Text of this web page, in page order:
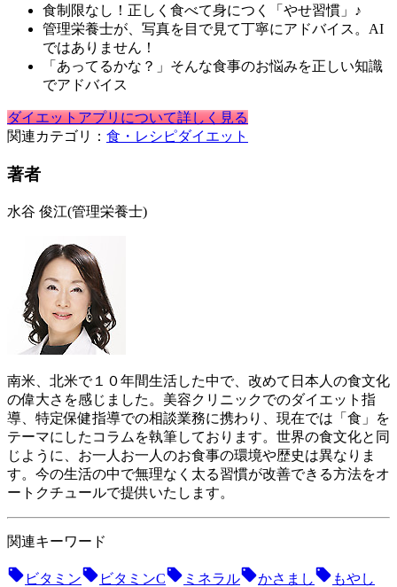
食制限なし！正しく食べて身につく「やせ習慣」♪
管理栄養士が、写真を目で見て丁寧にアドバイス。AI
ではありません！
「あってるかな？」そんな食事のお悩みを正しい知識
でアドバイス
ダイエットアプリについて詳しく見る
関連カテゴリ： 食・レシピダイエット
著者
水谷 俊江(管理栄養士)
南米、北米で１０年間生活した中で、改めて日本人の食文化
の偉大さを感じました。美容クリニックでのダイエット指
導、特定保健指導での相談業務に携わり、現在では「食」を
テーマにしたコラムを執筆しております。世界の食文化と同
じように、お一人お一人のお食事の環境や歴史は異なりま
す。今の生活の中で無理なく太る習慣が改善できる方法をオ
ートクチュールで提供いたします。
関連キーワード
ビタミン ビタミンC ミネラル かさまし もやし